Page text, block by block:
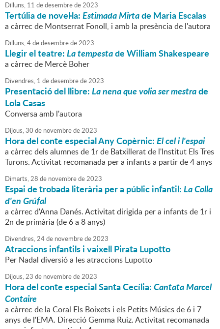
Dilluns, 11 dedesembrede2023
Tertúlia de novel·la:Estimada Mirtade Maria Escalas
a càrrec de Montserrat Fonoll, i amb la presència de l'autora
Dilluns,4dedesembrede2023
Llegir el teatre:La tempestade William Shakespeare
a càrrec de Mercè Boher
Divendres, 1 dedesembrede2023
Presentació del llibre:La nena que volia ser mestrade
Lola Casas
Conversa amb l'autora
Dijous,30 de novembrede2023
Hora del conte especial Any Copèrnic:El cel i l'espai
a càrrec dels alumnes de 1r de Batxillerat de l'Institut Els Tres
Turons. Activitat recomanada per a infants a partir de 4 anys
Dimarts,28 de novembrede2023
Espai de trobada literària per a públic infantil:La Colla
d'en Grúfal
a càrrec d'Anna Danés. Activitat dirigida per a infants de 1r i
2n de primària (de 6 a 8 anys)
Divendres,24de novembrede2023
Atraccions infantils i vaixell Pirata Lupotto
Per Nadal diversió a les atraccions Lupotto
Dijous,23 de novembrede2023
Hora del conte especial Santa Cecília:Cantata Marcel
Contaire
a càrrec de la Coral Els Boixets i els Petits Músics de 6 i 7
anys de l'EMA. Direcció Gemma Ruiz. Activitat recomanada